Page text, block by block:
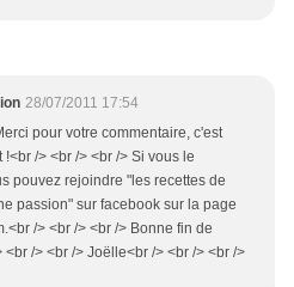
28/07/2011 17:54
pour votre commentaire, c'est
/> <br /> <br /> Si vous le
pouvez rejoindre "les recettes de
passion" sur facebook sur la page
/> <br /> <br /> Bonne fin de
<br /> <br /> Joëlle<br /> <br /> <br />